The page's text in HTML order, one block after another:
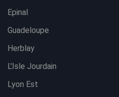
Epinal
Guadeloupe
Herblay
L'Isle Jourdain
Lyon Est